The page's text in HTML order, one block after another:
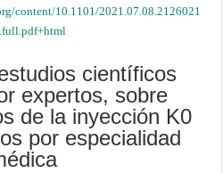
content/10.1101/2021.07.08.2126021
científicos
expertos, sobre
de la inyección K0
por especialidad